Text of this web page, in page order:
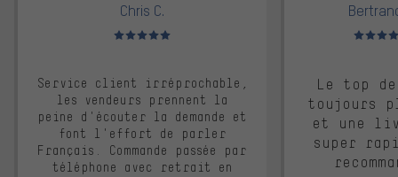
Chris C.
Note moyenne : 5 sur 5
Service client irréprochable,
les vendeurs prennent la
peine d'écouter la demande et
font l'effort de parler
Français. Commande passée par
téléphone avec retrait en
Note
Le top
toujours
et une
super